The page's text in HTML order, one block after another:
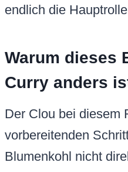
endlich die
Warum dieses
Curry anders
Der Clou bei diesem
vorbereitenden
Blumenkohl nicht